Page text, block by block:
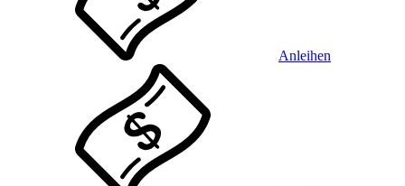
Anleihen